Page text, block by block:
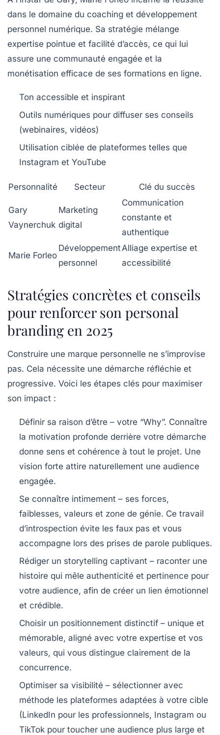
dans le domaine du coaching et développement
personnel numérique. Sa stratégie mélange
expertise pointue et facilité d’accès, ce qui lui
assure une communauté engagée et la
monétisation efficace de ses formations en ligne.
Ton accessible et inspirant
Outils numériques pour diffuser ses conseils
(webinaires, vidéos)
Utilisation ciblée de plateformes telles que
Instagram et YouTube
Personnalité Secteur Clé du succès
Gary
Vaynerchuk
Marketing
digital
Communication
constante et
authentique
Marie Forleo
Développement
personnel
Alliage expertise et
accessibilité
Stratégies concrètes et conseils
pour renforcer son personal
branding en 2025
Construire une marque personnelle ne s’improvise
pas. Cela nécessite une démarche réfléchie et
progressive. Voici les étapes clés pour maximiser
son impact :
Définir sa raison d’être – votre “Why”. Connaître
la motivation profonde derrière votre démarche
donne sens et cohérence à tout le projet. Une
vision forte attire naturellement une audience
engagée.
Se connaître intimement – ses forces,
faiblesses, valeurs et zone de génie. Ce travail
d’introspection évite les faux pas et vous
accompagne lors des prises de parole publiques.
Rédiger un storytelling captivant – raconter une
histoire qui mêle authenticité et pertinence pour
votre audience, afin de créer un lien émotionnel
et crédible.
Choisir un positionnement distinctif – unique et
mémorable, aligné avec votre expertise et vos
valeurs, qui vous distingue clairement de la
concurrence.
Optimiser sa visibilité – sélectionner avec
méthode les plateformes adaptées à votre cible
(LinkedIn pour les professionnels, Instagram ou
TikTok pour toucher une audience plus large et